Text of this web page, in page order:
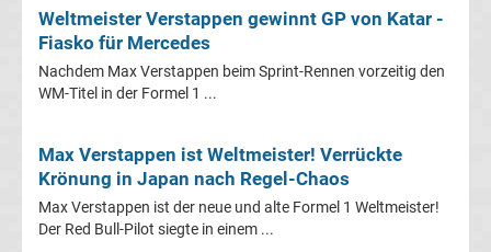
Eishockey
live
Tabellen
Weltmeister Verstappen gewinnt GP von Katar -
Fiasko für Mercedes
Nachdem Max Verstappen beim Sprint-Rennen vorzeitig den
WM-Titel in der Formel 1 ...
Max Verstappen ist Weltmeister! Verrückte
Krönung in Japan nach Regel-Chaos
Max Verstappen ist der neue und alte Formel 1 Weltmeister!
Der Red Bull-Pilot siegte in einem ...